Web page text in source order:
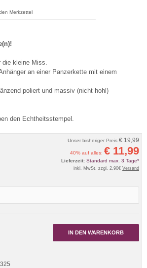
Unser bisheriger Preis € 19,99
40% auf alles: € 11,99
Lieferzeit: Standard max. 3 Tage*
inkl. MwSt. zzgl. 2,90€ Versand
IN DEN WARENKORB
die kleine Miss.
an einer Panzerkette mit einem
poliert und massiv (nicht hohl)
den Echtheitsstempel.